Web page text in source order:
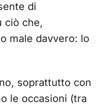
di
ciò che,
male davvero: lo
soprattutto con
le occasioni (tra